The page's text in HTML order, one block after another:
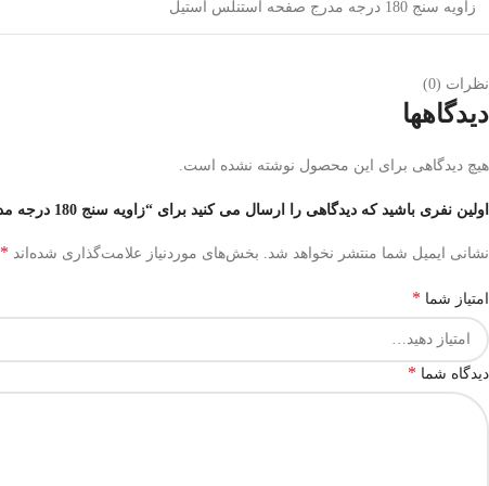
زاویه سنج 180 درجه مدرج صفحه استنلس استیل
نظرات (0)
دیدگاهها
هیچ دیدگاهی برای این محصول نوشته نشده است.
اولین نفری باشید که دیدگاهی را ارسال می کنید برای “زاویه سنج 180 درجه مدرج صفحه استنلس استیل آسیمتو – ASIMETO”
نشانی ایمیل شما منتشر نخواهد شد. بخش‌های موردنیاز علامت‌گذاری شده‌اند *
امتیاز شما *
دیدگاه شما *